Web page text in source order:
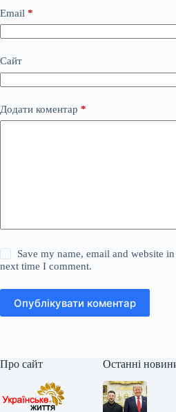
Email *
Сайт
Додати коментар *
Save my name, email and website
next time I comment.
Опублікувати коментар
Про сайт Останні